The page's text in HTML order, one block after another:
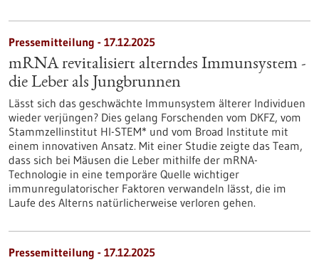
Pressemitteilung - 17.12.2025
mRNA revitalisiert alterndes Immunsystem -
die Leber als Jungbrunnen
Lässt sich das geschwächte Immunsystem älterer Individuen
wieder verjüngen? Dies gelang Forschenden vom DKFZ, vom
Stammzellinstitut HI-STEM* und vom Broad Institute mit
einem innovativen Ansatz. Mit einer Studie zeigte das Team,
dass sich bei Mäusen die Leber mithilfe der mRNA-
Technologie in eine temporäre Quelle wichtiger
immunregulatorischer Faktoren verwandeln lässt, die im
Laufe des Alterns natürlicherweise verloren gehen.
Pressemitteilung - 17.12.2025